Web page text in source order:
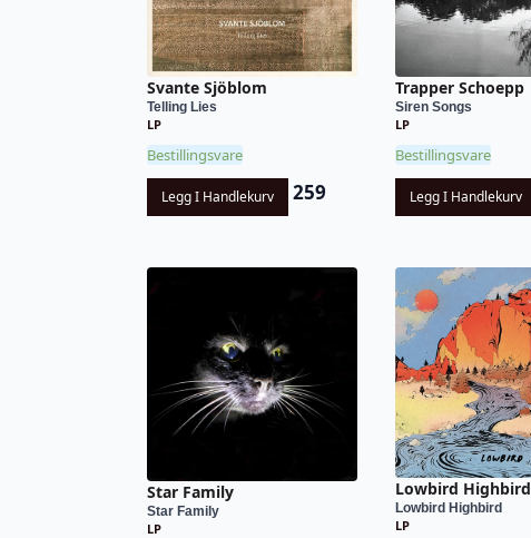
Svante Sjöblom
Telling Lies
LP
Bestillingsvare
Legg I Handlekurv 259
Trapper Schoepp
Siren Songs
LP
Bestillingsvare
Legg I Handlekurv
Star Family
Star Family
LP
Lowbird Highbird
Lowbird Highbird
LP